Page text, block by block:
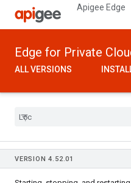
Apigee Edge
Edge for Private
ALL VERSIONS
VERSION 4. 52.01